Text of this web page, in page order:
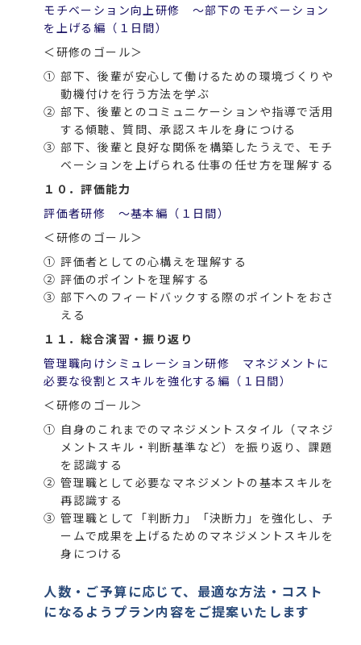
モチベーション向上研修 ～部下のモチベーション
を上げる編（１日間）
＜研修のゴール＞
① 部下、後輩が安心して働けるための環境づくりや
動機付けを行う方法を学ぶ
② 部下、後輩とのコミュニケーションや指導で活用
する傾聴、質問、承認スキルを身につける
③ 部下、後輩と良好な関係を構築したうえで、モチ
ベーションを上げられる仕事の任せ方を理解する
１０．評価能力
評価者研修 ～基本編（１日間）
＜研修のゴール＞
① 評価者としての心構えを理解する
② 評価のポイントを理解する
③ 部下へのフィードバックする際のポイントをおさ
える
１１．総合演習・振り返り
管理職向けシミュレーション研修 マネジメントに
必要な役割とスキルを強化する編（１日間）
＜研修のゴール＞
① 自身のこれまでのマネジメントスタイル（マネジ
メントスキル・判断基準など）を振り返り、課題
を認識する
② 管理職として必要なマネジメントの基本スキルを
再認識する
③ 管理職として「判断力」「決断力」を強化し、チ
ームで成果を上げるためのマネジメントスキルを
身につける
人数・ご予算に応じて、最適な方法・コスト
になるようプラン内容をご提案いたします